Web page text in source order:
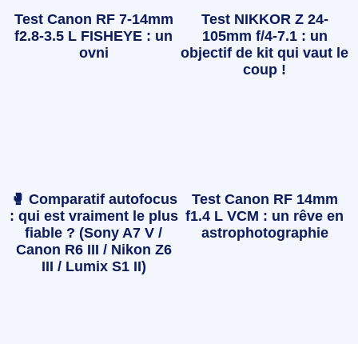
Test Canon RF 7-14mm
f2.8-3.5 L FISHEYE : un
ovni
Test NIKKOR Z 24-
105mm f/4-7.1 : un
objectif de kit qui vaut le
coup !
🥊 Comparatif autofocus
: qui est vraiment le plus
fiable ? (Sony A7 V /
Canon R6 III / Nikon Z6
III / Lumix S1 II)
Test Canon RF 14mm
f1.4 L VCM : un rêve en
astrophotographie